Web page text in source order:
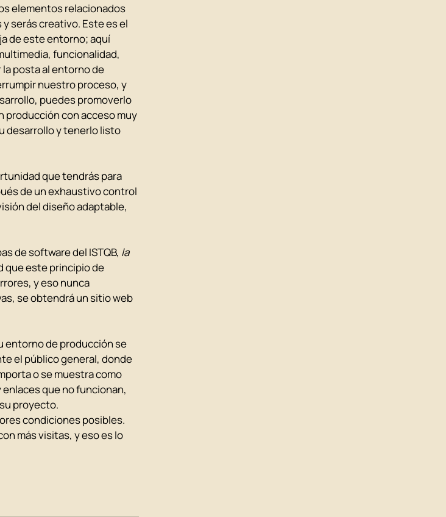
elementos relacionados
serás creativo. Este es el
de este entorno; aquí
funcionalidad,
posta al entorno de
nuestro proceso, y
puedes promoverlo
producción con acceso muy
desarrollo y tenerlo listo
que tendrás para
de un exhaustivo control
del diseño adaptable,
de software del ISTQB, la
que este principio de
y eso nunca
se obtendrá un sitio web
entorno de producción se
el público general, donde
o se muestra como
que no funcionan,
proyecto.
condiciones posibles.
más visitas, y eso es lo